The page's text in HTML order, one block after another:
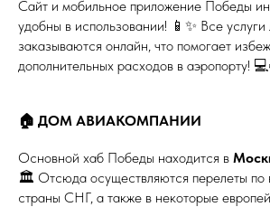
Сайт и мобильное приложение Победы
удобны в использовании! 📱✨ Все услуги
заказываются онлайн, что помогает
дополнительных расходов в аэропорту!
🏠 ДОМ АВИАКОМПАНИИ
Основной хаб Победы находится в
🏛️ Отсюда осуществляются перелеты по
страны СНГ, а также в некоторые